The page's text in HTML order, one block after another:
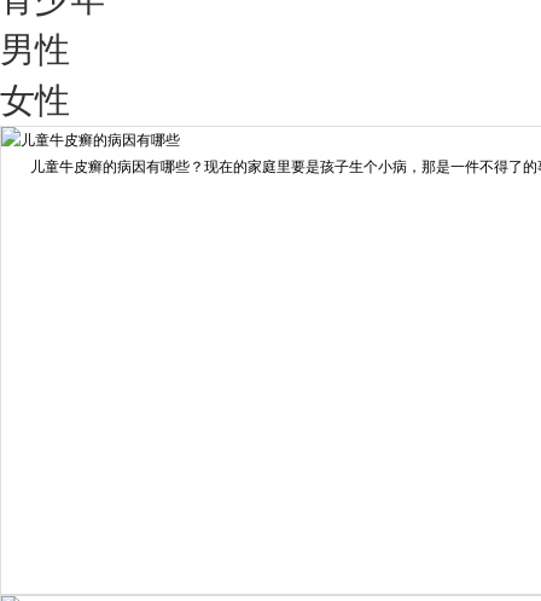
我要咨询
擅长： 王艳琼 门诊主任 专家介绍：毕业于川北医学院...
预约量
我要咨询我要预约
男性
女性
儿童牛皮癣的病因有哪些？现在的家庭里要是孩子生个小病，那是一件不得了的